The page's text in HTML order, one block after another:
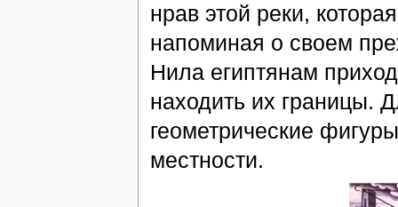
нрав этой реки,
напоминая о своем
Нила египтянам
находить их границы.
геометрические
местности.